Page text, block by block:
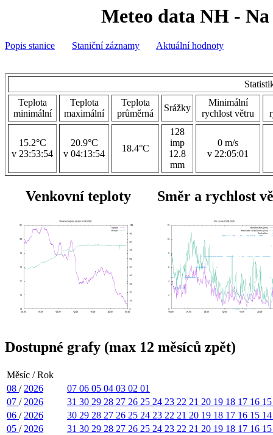
Meteo data NH - Na
Popis stanice Staniční záznamy Aktuální hodnoty
Teplota
minimální
Teplota
maximální
Teplota
průměrná
Srážky
Minimální
rychlost větru
15.2°C
v 23:53:54
20.9°C
v 04:13:54
18.4°C
128
imp
12.8
mm
0 m/s
v 22:05:01
Venkovní teploty Směr a rychlost
Dostupné grafy (max 12 měsíců zpět)
Měsíc / Rok
08 / 2026 07 06 05 04 03 02 01
07 / 2026 31 30 29 28 27 26 25 24 23 22 21 20 19 18 17 16
06 / 2026 30 29 28 27 26 25 24 23 22 21 20 19 18 17 16 15
05 / 2026 31 30 29 28 27 26 25 24 23 22 21 20 19 18 17 16